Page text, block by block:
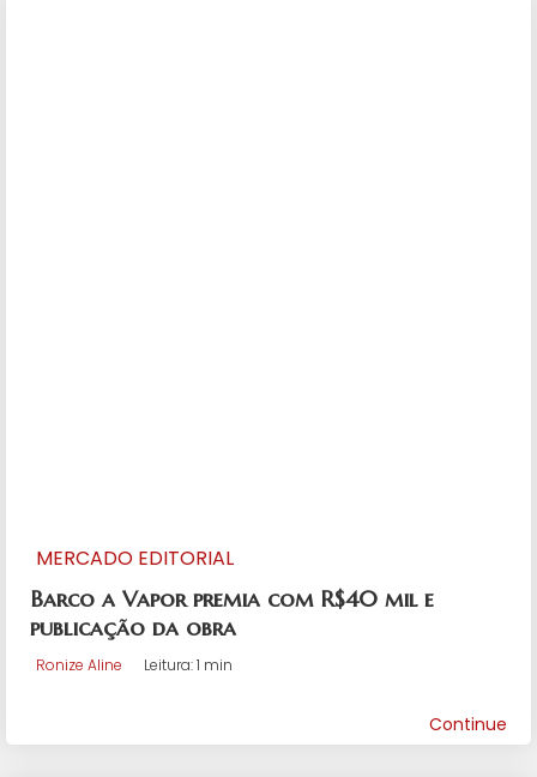
MERCADO EDITORIAL
Barco a Vapor premia com R$40 mil e
publicação da obra
Ronize Aline Leitura: 1 min
Continue